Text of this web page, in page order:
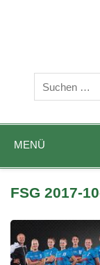
DIE
MENÜ
FSG 2017-